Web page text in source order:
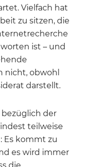
Vielfach hat
zu sitzen, die
ist – und
nicht, obwohl
darstellt.
bezüglich der
teilweise
Es kommt zu
es wird immer